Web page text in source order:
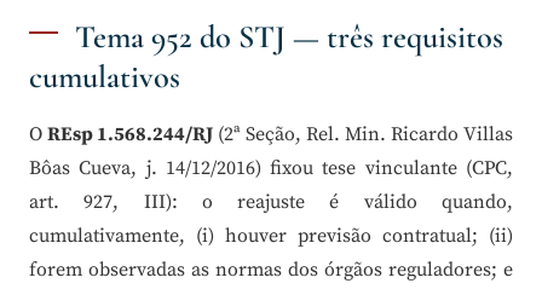
Tema 952 do STJ — três requisitos
cumulativos
O REsp 1.568.244/RJ (2ª Seção, Rel. Min. Ricardo Villas
Bôas Cueva, j. 14/12/2016) fixou tese vinculante (CPC,
art. 927, III): o reajuste é válido quando,
cumulativamente, (i) houver previsão contratual; (ii)
forem observadas as normas dos órgãos reguladores; e